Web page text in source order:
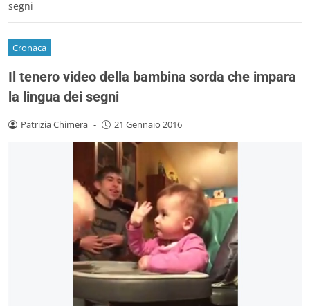
segni
Cronaca
Il tenero video della bambina sorda che impara
la lingua dei segni
Patrizia Chimera - 21 Gennaio 2016